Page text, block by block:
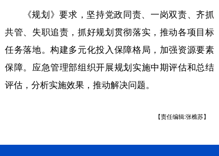
《规划》要求，坚持党政同责、一岗双责、齐抓
共管、失职追责，抓好规划贯彻落实，推动各项目标
任务落地。构建多元化投入保障格局，加强资源要素
保障。应急管理部组织开展规划实施中期评估和总结
评估，分析实施效果，推动解决问题。
【责任编辑:张樵苏】